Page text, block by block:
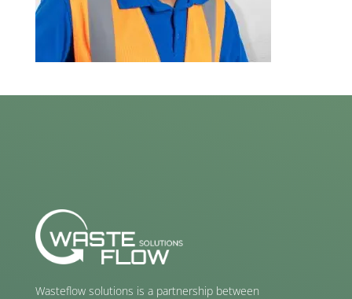
Wasteflow solutions is a partnership between